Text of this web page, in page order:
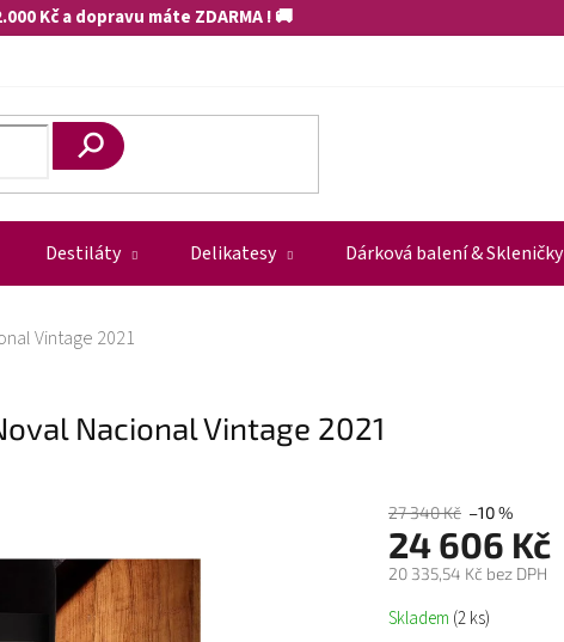
Kč a dopravu máte ZDARMA ! 🚚
Destiláty Delikatesy Dárková balení & Skleničky
Vintage 2021
Nacional Vintage 2021
27 340 Kč –10 %
24 606 Kč
20 335,54 Kč bez DPH
Měrná
cena:
Skladem (2 ks)